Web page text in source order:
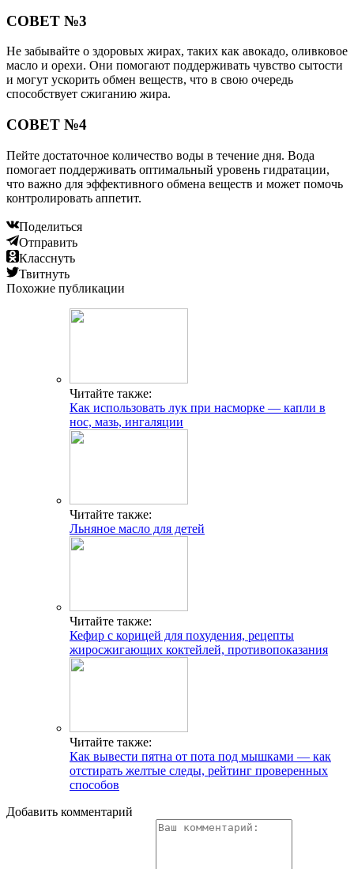
СОВЕТ №3
Не забывайте о здоровых жирах, таких как авокадо, оливковое
масло и орехи. Они помогают поддерживать чувство сытости
и могут ускорить обмен веществ, что в свою очередь
способствует сжиганию жира.
СОВЕТ №4
Пейте достаточное количество воды в течение дня. Вода
помогает поддерживать оптимальный уровень гидратации,
что важно для эффективного обмена веществ и может помочь
контролировать аппетит.
Поделиться
Отправить
Класснуть
Твитнуть
Похожие публикации
Читайте также:
Как использовать лук при насморке — капли в
нос, мазь, ингаляции
Читайте также:
Льняное масло для детей
Читайте также:
Кефир с корицей для похудения, рецепты
жиросжигающих коктейлей, противопоказания
Читайте также:
Как вывести пятна от пота под мышками — как
отстирать желтые следы, рейтинг проверенных
способов
Добавить комментарий